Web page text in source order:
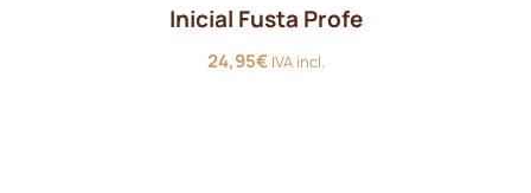
Inicial Fusta Profe
24,95€ IVA incl.